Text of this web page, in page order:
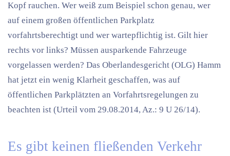
Kopf rauchen. Wer weiß zum Beispiel schon genau, wer
auf einem großen öffentlichen Parkplatz
vorfahrtsberechtigt und wer wartepflichtig ist. Gilt hier
rechts vor links? Müssen ausparkende Fahrzeuge
vorgelassen werden? Das Oberlandesgericht (OLG) Hamm
hat jetzt ein wenig Klarheit geschaffen, was auf
öffentlichen Parkplätzten an Vorfahrtsregelungen zu
beachten ist (Urteil vom 29.08.2014, Az.: 9 U 26/14).
Es gibt keinen fließenden Verkehr